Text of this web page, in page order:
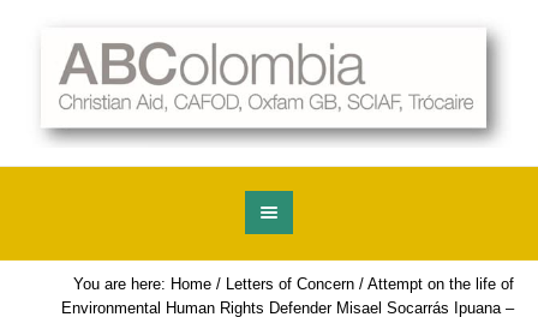
You are here: Home / Letters of Concern / Attempt on the life of
Environmental Human Rights Defender Misael Socarrás Ipuana –